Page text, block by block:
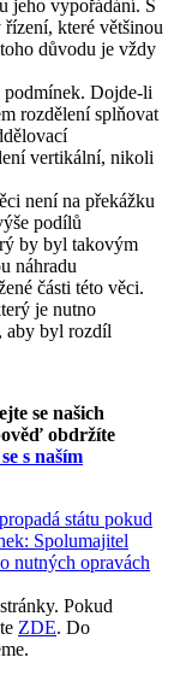
jeho vypořádání. S
které většinou
důvodu je vždy
podmínek. Dojde-li
rozdělení splňovat
vertikální, nikoli
není na překážku
podílů
by byl takovým
náhradu
části této věci.
je nutno
aby byl rozdíl
se našich
obdržíte
s naším
státu pokud
Spolumajitel
nutných opravách
Pokud
ZDE. Do